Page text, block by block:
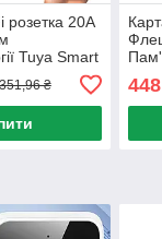
розетка 20А
Tuya Smart
до
₴